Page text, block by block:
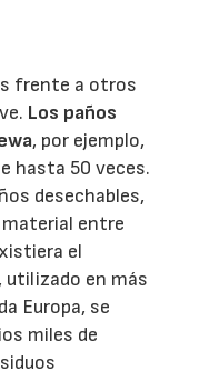
frente a otros
Los paños
, por ejemplo,
hasta 50 veces.
desechables,
entre
el
utilizado en más
Europa, se
miles de